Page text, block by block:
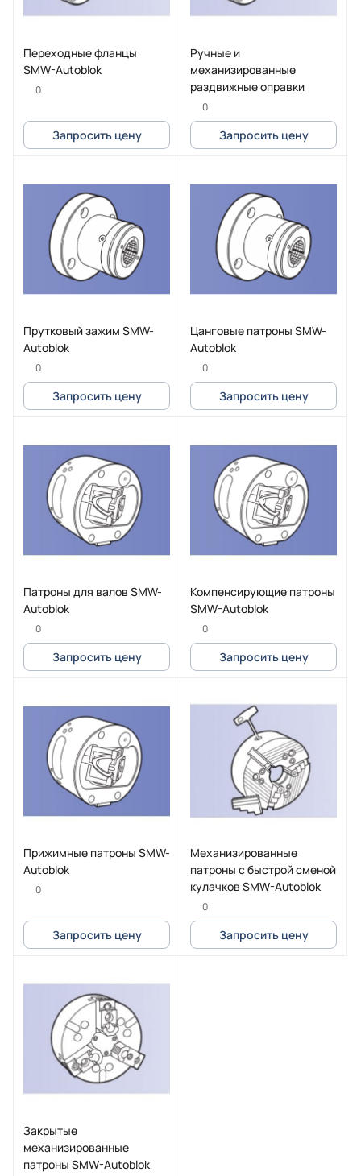
Переходные фланцы
SMW-Autoblok
0
Запросить цену
Ручные и
механизированные
раздвижные оправки
0
Запросить цену
Прутковый зажим SMW-
Autoblok
0
Запросить цену
Цанговые патроны SMW-
Autoblok
0
Запросить цену
Патроны для валов SMW-
Autoblok
0
Запросить цену
Компенсирующие патроны
SMW-Autoblok
0
Запросить цену
Прижимные патроны SMW-
Autoblok
0
Запросить цену
Механизированные
патроны с быстрой сменой
кулачков SMW-Autoblok
0
Запросить цену
Закрытые
механизированные
патроны SMW-Autoblok